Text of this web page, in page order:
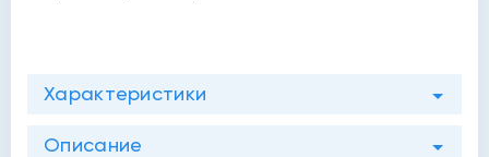
Характеристики
Описание